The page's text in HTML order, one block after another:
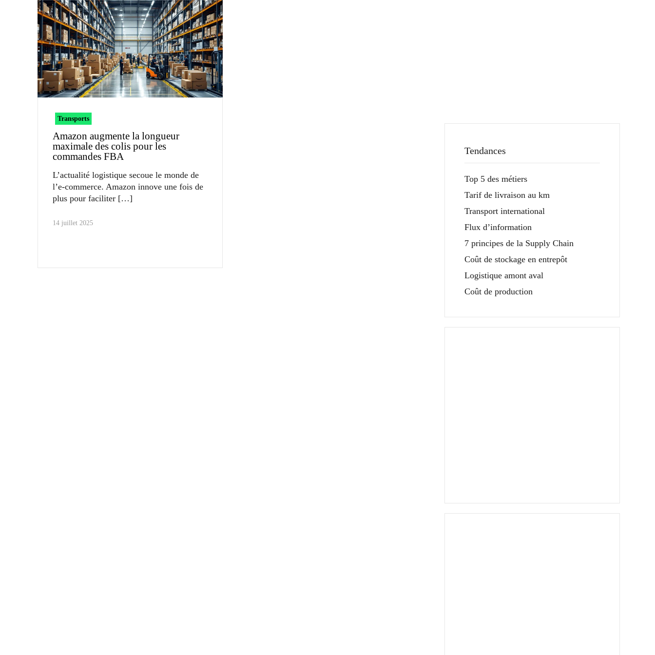
Transports
Amazon augmente la longueur
maximale des colis pour les
commandes FBA
L’actualité logistique secoue le monde de
l’e-commerce. Amazon innove une fois de
plus pour faciliter
14 juillet 2025
Tendances
Top 5 des métiers
Tarif de livraison au km
Transport international
Flux d’information
7 principes de la Supply Chain
Coût de stockage en entrepôt
Logistique amont aval
Coût de production